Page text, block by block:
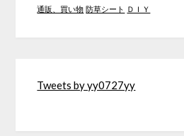
通販、買い物 防草シート ＤＩＹ
Tweets by yy0727yy